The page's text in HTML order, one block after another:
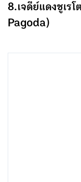
8.เจดีย์แดงชูเร
Pagoda)